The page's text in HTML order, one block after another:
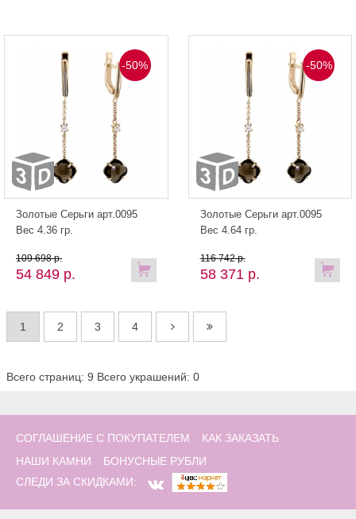
-50%
Золотые Серьги арт.0095
Вес 4.36 гр.
54 849 р.
109 698 р.
-50%
Золотые Серьги арт.0095
Вес 4.64 гр.
58 371 р.
116 742 р.
1 2 3 4
Всего страниц: 9 Всего украшений: 0
СОГЛАШЕНИЕ С ПОКУПАТЕЛЕМ
КАК ЗАКАЗАТЬ
НАШИ КАМНИ
БОНУСНЫЕ РУБЛИ
СЛЕДИ ЗА СКИДКАМИ: